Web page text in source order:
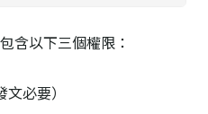
含以下三個權限：
文必要）